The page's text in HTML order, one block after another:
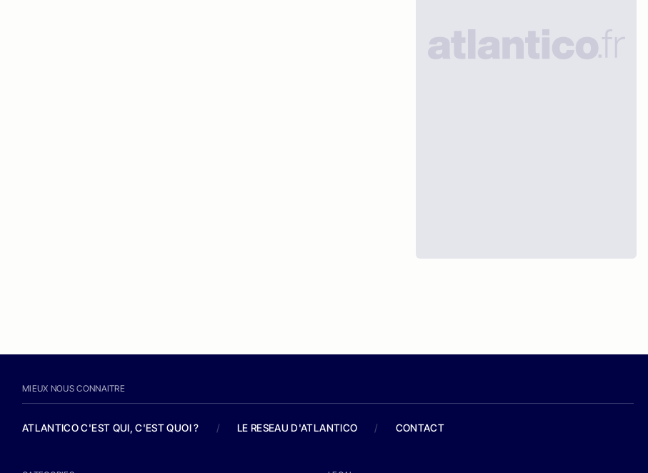
MIEUX NOUS CONNAITRE
ATLANTICO C'EST QUI, C'EST QUOI ? / LE RESEAU D'ATLANTICO / CONTACT